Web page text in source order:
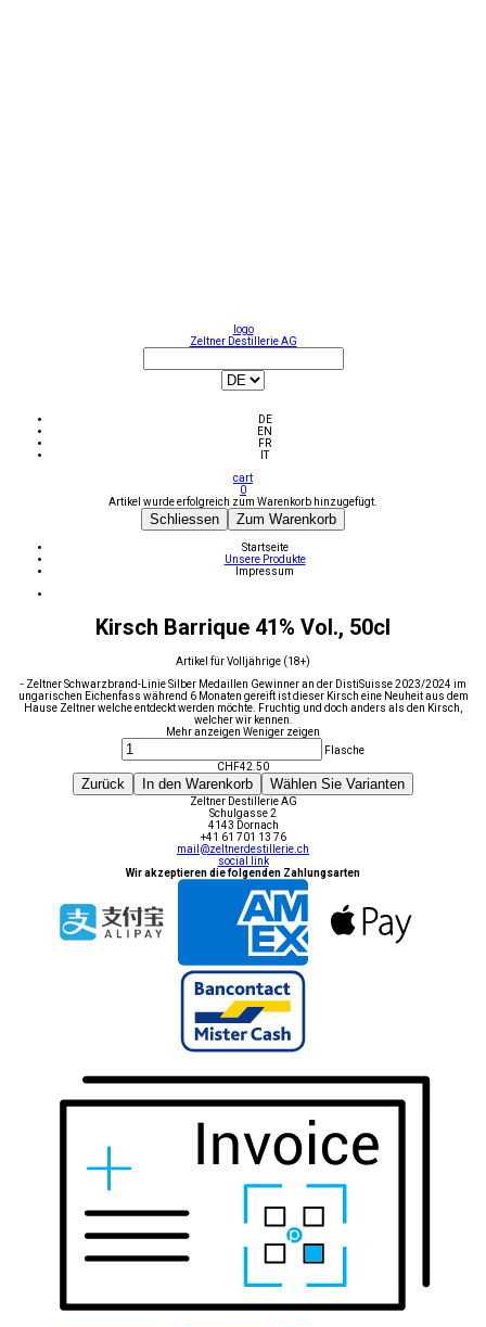
logo
Zeltner Destillerie AG
DE
EN
FR
IT
cart
0
Artikel wurde erfolgreich zum Warenkorb hinzugefügt.
Schliessen Zum Warenkorb
Startseite
Unsere Produkte
Impressum
Kirsch Barrique 41% Vol., 50cl
Artikel für Volljährige (18+)
- Zeltner Schwarzbrand-Linie Silber Medaillen Gewinner an der DistiSuisse 2023/2024 im
ungarischen Eichenfass während 6 Monaten gereift ist dieser Kirsch eine Neuheit aus dem
Hause Zeltner welche entdeckt werden möchte. Fruchtig und doch anders als den Kirsch,
welcher wir kennen.
Mehr anzeigen Weniger zeigen
Flasche
CHF42.50
Zurück In den Warenkorb Wählen Sie Varianten
Zeltner Destillerie AG
Schulgasse 2
4143 Dornach
+41 61 701 13 76
mail@zeltnerdestillerie.ch
social link
Wir akzeptieren die folgenden Zahlungsarten